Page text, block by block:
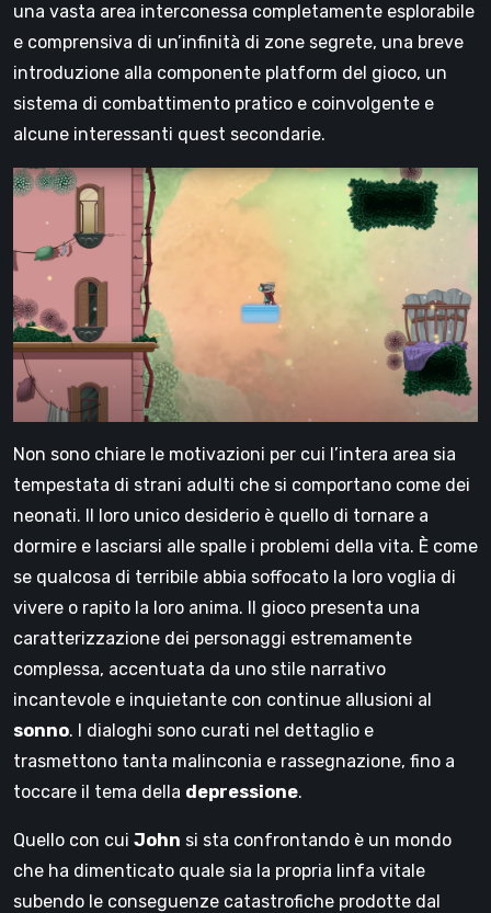
una vasta area interconessa completamente esplorabile
e comprensiva di un’infinità di zone segrete, una breve
introduzione alla componente platform del gioco, un
sistema di combattimento pratico e coinvolgente e
alcune interessanti quest secondarie.
Non sono chiare le motivazioni per cui l’intera area sia
tempestata di strani adulti che si comportano come dei
neonati. Il loro unico desiderio è quello di tornare a
dormire e lasciarsi alle spalle i problemi della vita. È come
se qualcosa di terribile abbia soffocato la loro voglia di
vivere o rapito la loro anima. Il gioco presenta una
caratterizzazione dei personaggi estremamente
complessa, accentuata da uno stile narrativo
incantevole e inquietante con continue allusioni al
sonno. I dialoghi sono curati nel dettaglio e
trasmettono tanta malinconia e rassegnazione, fino a
toccare il tema della depressione.
Quello con cui John si sta confrontando è un mondo
che ha dimenticato quale sia la propria linfa vitale
subendo le conseguenze catastrofiche prodotte dal